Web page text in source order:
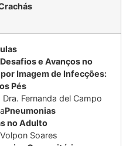
Desafios e Avanços no
Imagem de Infecções:
Pés
Fernanda del Campo
Pneumonias
no Adulto
Soares